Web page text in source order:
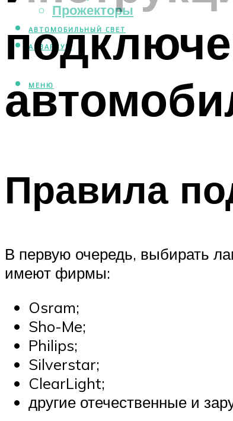
Прожекторы
АВТОМОБИЛЬНЫЙ СВЕТ
АКВАРИУМ
МЕНЮ
Правила
В первую очередь, выбирать
имеют фирмы:
Osram;
Sho-Me;
Philips;
Silverstar;
ClearLight;
другие отечественные и